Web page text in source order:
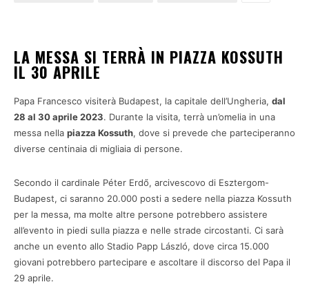
LA MESSA SI TERRÀ IN PIAZZA KOSSUTH
IL 30 APRILE
Papa Francesco visiterà Budapest, la capitale dell’Ungheria, dal
28 al 30 aprile 2023. Durante la visita, terrà un’omelia in una
messa nella piazza Kossuth, dove si prevede che parteciperanno
diverse centinaia di migliaia di persone.
Secondo il cardinale Péter Erdő, arcivescovo di Esztergom-
Budapest, ci saranno 20.000 posti a sedere nella piazza Kossuth
per la messa, ma molte altre persone potrebbero assistere
all’evento in piedi sulla piazza e nelle strade circostanti. Ci sarà
anche un evento allo Stadio Papp László, dove circa 15.000
giovani potrebbero partecipare e ascoltare il discorso del Papa il
29 aprile.